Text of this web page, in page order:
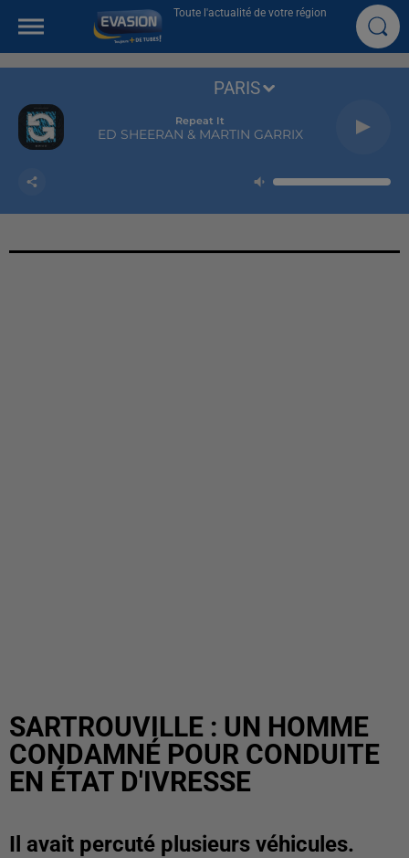
Toute l'actualité de votre région
Repeat It
ED SHEERAN & MARTIN GARRIX
PARIS
SARTROUVILLE : UN HOMME
CONDAMNÉ POUR CONDUITE
EN ÉTAT D'IVRESSE
Il avait percuté plusieurs véhicules.